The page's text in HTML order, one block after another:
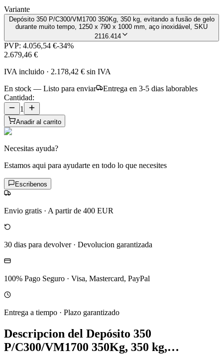
Variante
Depósito 350 P/C300/VM1700 350Kg, 350 kg, evitando a fusão de gelo
durante muito tempo, 1250 x 790 x 1000 mm, aço inoxidável, SKU
2116.414
PVP: 4.056,54 €-34%
2.679,46 €
IVA incluido · 2.178,42 € sin IVA
En stock — Listo para enviar
Entrega en 3-5 dias laborables
Cantidad:
1
Anadir al carrito
Necesitas ayuda?
Estamos aqui para ayudarte en todo lo que necesites
Escribenos
Envio gratis · A partir de 400 EUR
30 dias para devolver· Devolucion garantizada
100% Pago Seguro · Visa, Mastercard, PayPal
Entrega a tiempo · Plazo garantizado
Descripcion del Depósito 350
P/C300/VM1700 350Kg, 350 kg,…